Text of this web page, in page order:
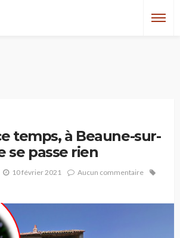
temps, à Beaune-sur-
se passe rien
10 février 2021
Aucun commentaire